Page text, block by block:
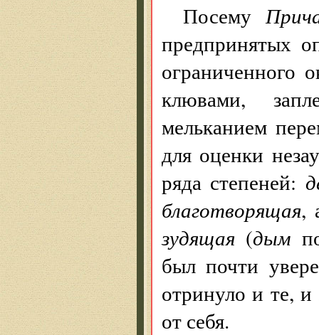
Посему
предпринятых
ограниченного
клювами,
мельканием
для оценки
ряда степеней:
благотворящая,
зудящая (дым
был почти
отринуло и те,
от себя.